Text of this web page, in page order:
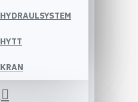
HYDRAULSYSTEM
HYTT
KRAN